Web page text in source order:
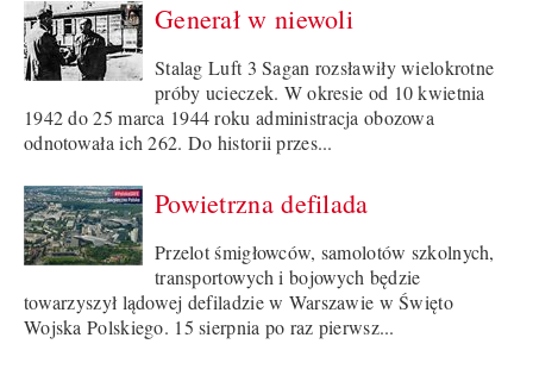
Generał w niewoli
Stalag Luft 3 Sagan rozsławiły wielokrotne
próby ucieczek. W okresie od 10 kwietnia
1942 do 25 marca 1944 roku administracja obozowa
odnotowała ich 262. Do historii przes...
Powietrzna defilada
Przelot śmigłowców, samolotów szkolnych,
transportowych i bojowych będzie
towarzyszył lądowej defiladzie w Warszawie w Święto
Wojska Polskiego. 15 sierpnia po raz pierwsz...